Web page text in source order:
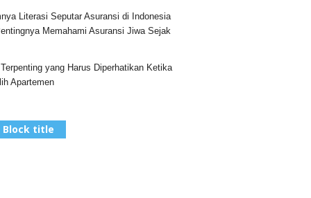
Literasi Seputar Asuransi di Indonesia
Memahami Asuransi Jiwa Sejak
yang Harus Diperhatikan Ketika
Apartemen
Block title